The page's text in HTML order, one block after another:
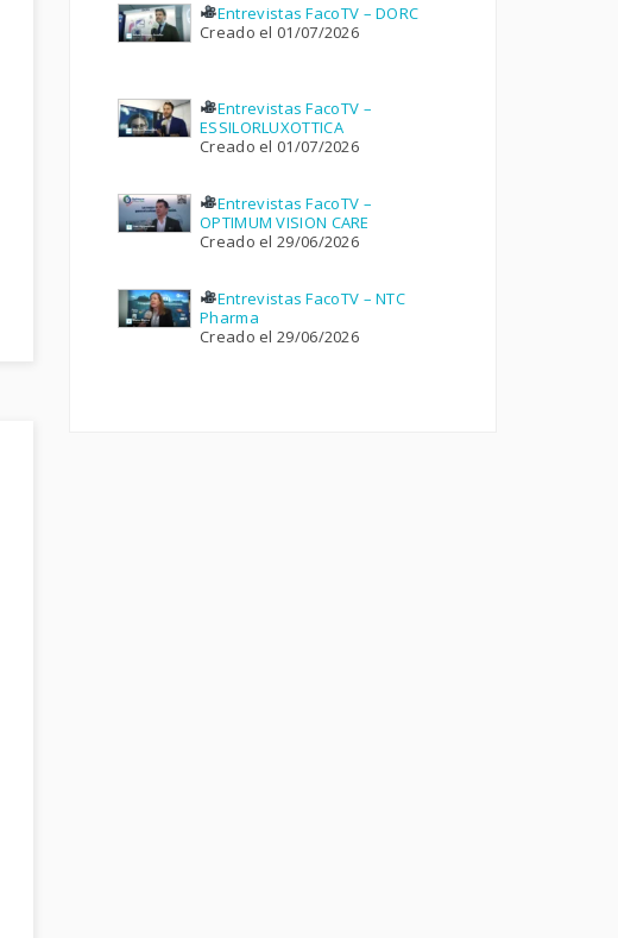
Entrevistas FacoTV – DORC
Creado el 01/07/2026
Entrevistas FacoTV –
ESSILORLUXOTTICA
Creado el 01/07/2026
Entrevistas FacoTV –
OPTIMUM VISION CARE
Creado el 29/06/2026
Entrevistas FacoTV – NTC
Pharma
Creado el 29/06/2026